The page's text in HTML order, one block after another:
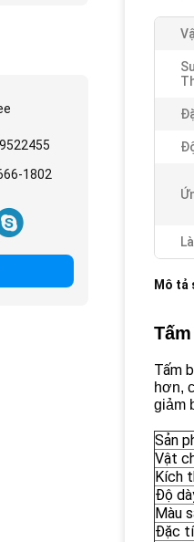
1802
Mô tả
Tấm
hơn,
giảm
Sản
Vật
Kích
Độ
Màu
Đặc